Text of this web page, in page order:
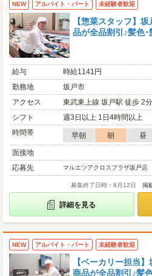
NEW アルバイト・パート 未経験者歓迎
【惣菜スタッフ】
品が全品割引♪髪色･
給与
時給1141円
勤務地
坂戸市
アクセス
東武東上線 坂戸駅 徒歩 2分
シフト
週3日以上 1日4時間以上
時間帯
早朝 朝 昼
面接地
応募先
マルエツアクロスプラザ坂戸店
募集終了日時：8月12日 掲
詳細を見る
NEW アルバイト・パート 未経験者歓迎
【ベーカリー担当
商品が全品割引♪髪